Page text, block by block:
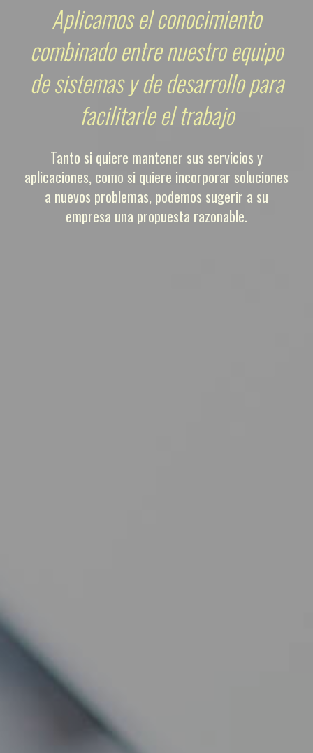
Aplicamos el conocimiento
combinado entre nuestro equipo
de sistemas y de desarrollo para
facilitarle el trabajo
Tanto si quiere mantener sus servicios y
aplicaciones, como si quiere incorporar soluciones
a nuevos problemas, podemos sugerir a su
empresa una propuesta razonable.